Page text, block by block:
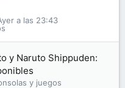
a las 23:43
y Naruto Shippuden:
y juegos